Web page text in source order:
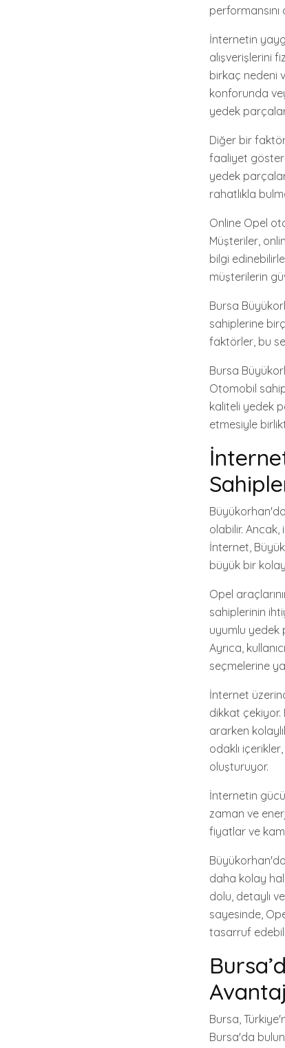
İnternetin
alışverişlerini
birkaç nedeni
konforunda
yedek
Diğer bir
faaliyet
yedek
rahatlıkla
Online Opel
Müşteriler,
bilgi
müşterilerin
Bursa
sahiplerine
faktörler, bu
Bursa
Otomobil
kaliteli yedek
etmesiyle
olabilir.
İnternet,
büyük bir
Opel
sahiplerinin
uyumlu yedek
Ayrıca,
seçmelerine
İnternet
dikkat çekiyor.
ararken
odaklı
oluşturuyor.
İnternetin
zaman ve
fiyatlar ve
daha kolay
dolu, detaylı
sayesinde,
tasarruf
Bursa,
Bursa'da